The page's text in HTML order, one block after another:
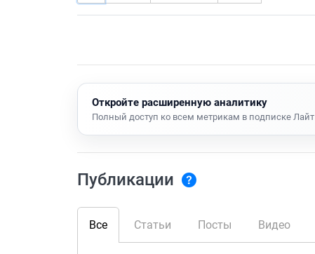
Откройте расширенную аналитику
Полный доступ ко всем метрикам в подписке Лайт
Публикации
Все Статьи Посты Видео